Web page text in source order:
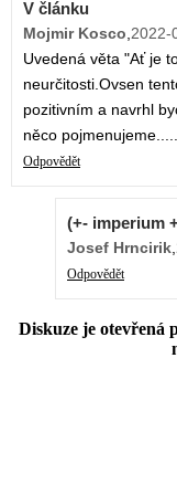
V článku
Mojmir Kosco 2022-
Uvedená věta "Ať je
neurčitosti.Ovsen
pozitivním a navrhl
něco pojmenujeme.....
Odpovědět
(+- imperium
Josef Hrncirik
Odpovědět
Diskuze je otevřená